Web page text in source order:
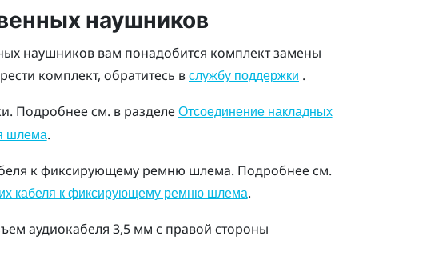
наушников
наушников вам понадобится комплект замены
комплект, обратитесь в службу поддержки .
Подробнее см. в разделе Отсоединение накладных
шлема.
к фиксирующему ремню шлема. Подробнее см.
кабеля к фиксирующему ремню шлема.
аудиокабеля 3,5 мм с правой стороны